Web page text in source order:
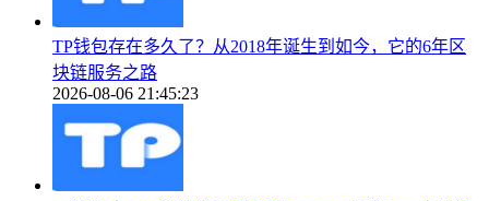
TP钱包存在多久了？从2018年诞生到如今，它的6年区
块链服务之路
2026-08-06 21:45:23